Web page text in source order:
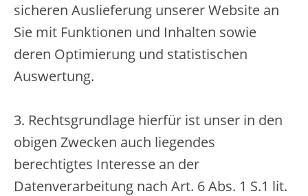
sicheren Auslieferung unserer Website an
Sie mit Funktionen und Inhalten sowie
deren Optimierung und statistischen
Auswertung.
3. Rechtsgrundlage hierfür ist unser in den
obigen Zwecken auch liegendes
berechtigtes Interesse an der
Datenverarbeitung nach Art. 6 Abs. 1 S.1 lit.